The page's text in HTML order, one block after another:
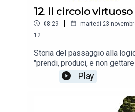
12. Il circolo virtuoso
08:29 | martedì 23
12
Storia del passaggio alla
"prendi, produci, e non
economia circolare, economia
progettazione
Play